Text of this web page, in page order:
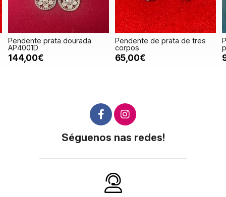
Pendente de prata de tres
corpos
65,00€
Pendente dourado 3 corpos
pequeno
94,00€
Séguenos nas redes!